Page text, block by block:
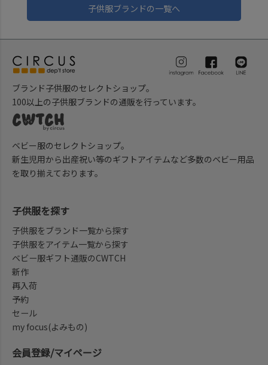
子供服ブランドの一覧へ
ブランド子供服のセレクトショップ。
100以上の子供服ブランドの通販を行っています。
ベビー服のセレクトショップ。
新生児用から出産祝い等のギフトアイテムなど多数のベビー用品
を取り揃えております。
子供服を探す
子供服をブランド一覧から探す
子供服をアイテム一覧から探す
ベビー服ギフト通販のCWTCH
新作
再入荷
予約
セール
my focus(よみもの)
会員登録/マイページ